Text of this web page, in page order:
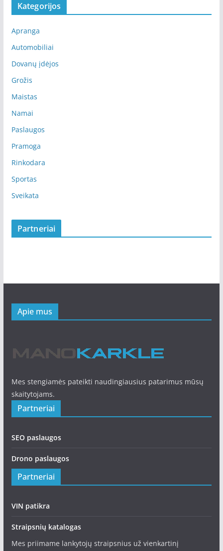
Kategorijos
Apranga
Automobiliai
Dovanų įdėjos
Grožis
Maistas
Namai
Paslaugos
Pramoga
Rinkodara
Sportas
Sveikata
Partneriai
Apie mus
Mes stengiamės pateikti naudingiausius patarimus mūsų
skaitytojams.
Partneriai
SEO paslaugos
Drono paslaugos
Partneriai
VIN patikra
Straipsnių katalogas
Mes priimame lankytojų straipsnius už vienkartinį